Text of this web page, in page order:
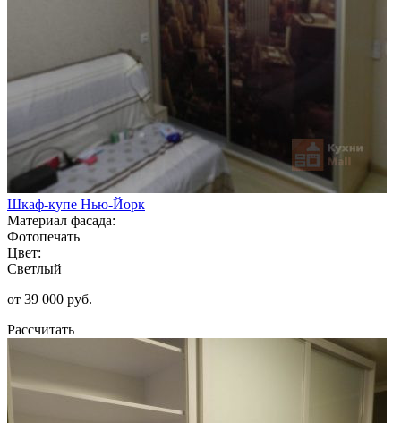
Шкаф-купе Нью-Йорк
Материал фасада:
Фотопечать
Цвет:
Светлый
от 39 000 руб.
Рассчитать